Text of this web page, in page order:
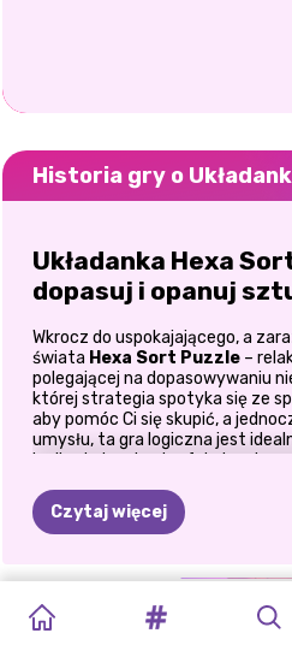
Historia gry o
Układanka Hexa
dopasuj i opanuj
Wkrocz do uspokajającego, a
świata Hexa Sort Puzzle–
polegającej na dopasowywaniu
której strategia spotyka się ze
aby pomóc Ci się skupić, a
umysłu, ta gra logiczna jest
logikę, kolory i satysfakcjonującą
Hexa Sort Puzzle to idealne
wyzwania umysłowego.
niekończąca się
Czytaj więcej
BLOKU
STYL:
IDEALNIE
WYBUCH
BLOKU
PUZZLE
KAFELKAMI
MAHJONG
PORTRET
KSIĘŻNICZKI